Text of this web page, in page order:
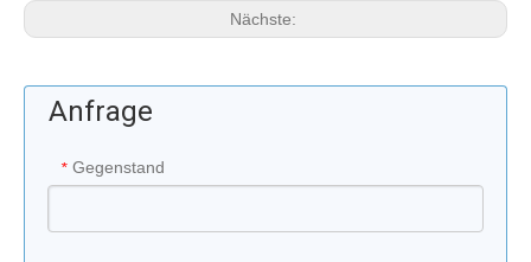
Nächste:
Anfrage
* Gegenstand